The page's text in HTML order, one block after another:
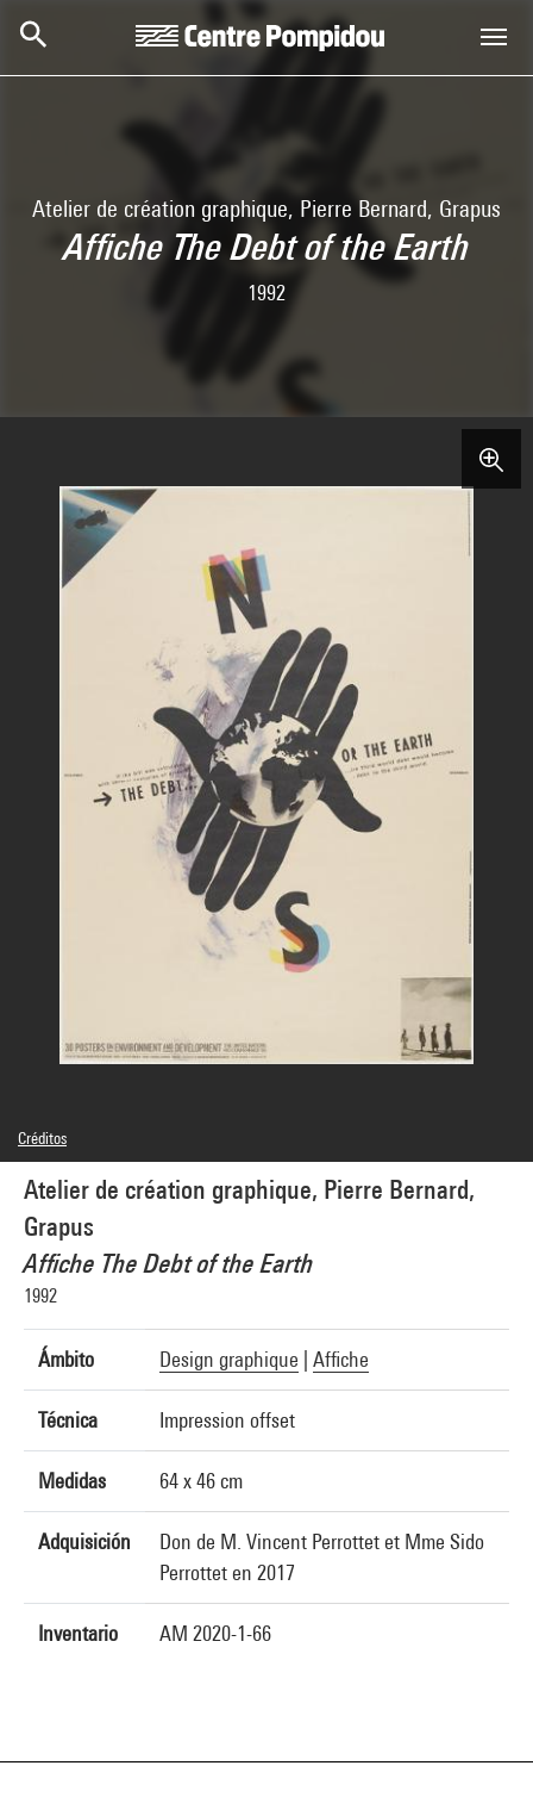
Atelier de création graphique, Pierre Bernard, Grapus
Affiche The Debt of the Earth
1992
Atelier de création graphique, Pierre Bernard,
Grapus
Affiche The Debt of the Earth
1992
Ámbito Design graphique Affiche
Técnica Impression offset
Medidas 64 x 46 cm
Adquisición
Don de M. Vincent Perrottet et Mme Sido
Perrottet en 2017
Inventario AM 2020-1-66
Créditos
© droits réservés, © SAIF
Créditos fotográficos : Centre Pompidou, MNAM-CCI/Hélène Mauri/Dist.
Referencia de la imagen : 4N47945
Difusión de la imagen :GrandPalaisRmnPhoto